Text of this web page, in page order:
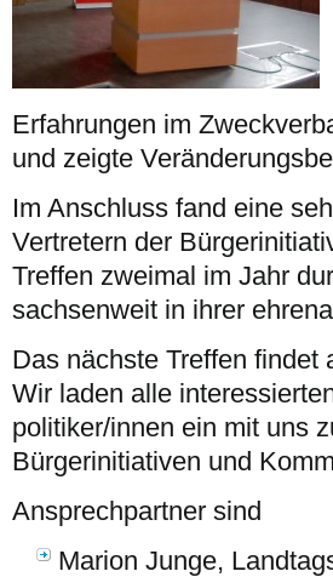
Erfahrungen im
und zeigte
Im Anschluss fand eine
Vertretern der
Treffen zweimal im Jahr
sachsenweit in ihrer
Das nächste Treffen findet
Wir laden alle
politiker/innen ein mit uns
Bürgerinitiativen und
Ansprechpartner sind
Marion Junge,